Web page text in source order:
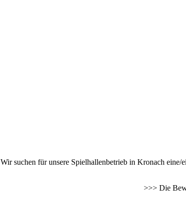
Wir suchen für unsere Spielhallenbetrieb in Kronach
>>> Die